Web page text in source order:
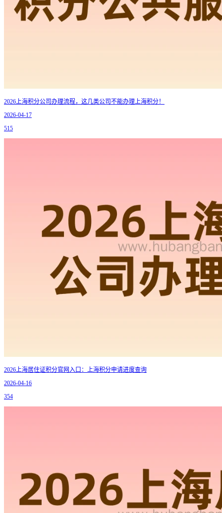
2026上海积分公司办理流程，这几类公司不能办理上海积分！
2026-04-17
515
2026上海居住证积分官网入口：上海积分申请进度查询
2026-04-16
354